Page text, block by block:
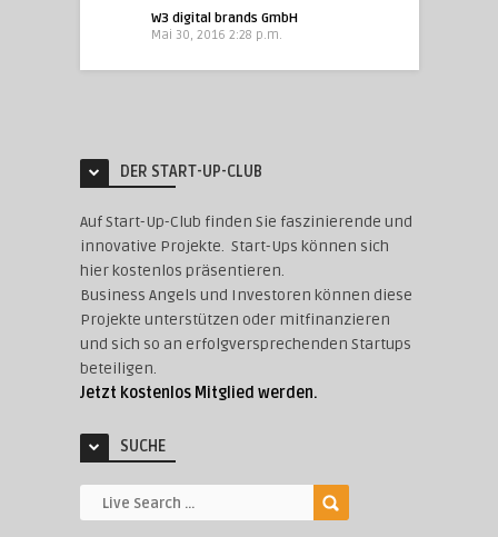
W3 digital brands GmbH
Mai 30, 2016 2:28 p.m.
DER START-UP-CLUB
Auf Start-Up-Club finden Sie faszinierende und
innovative Projekte. Start-Ups können sich
hier kostenlos präsentieren.
Business Angels und Investoren können diese
Projekte unterstützen oder mitfinanzieren
und sich so an erfolgversprechenden Startups
beteiligen.
Jetzt kostenlos Mitglied werden.
SUCHE